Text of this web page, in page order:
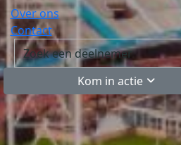
Over ons
Contact
Kom in actie